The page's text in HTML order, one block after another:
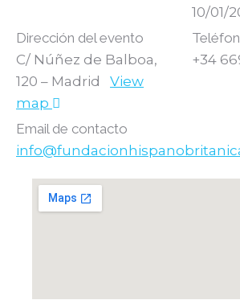
10/01/
Dirección del evento
C/ Núñez de Balboa,
120 – Madrid View
map
+34
Email de contacto